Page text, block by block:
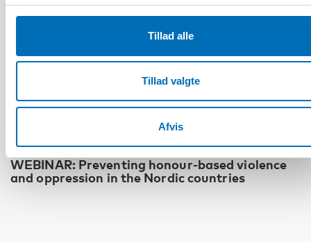
Tillad alle
Tillad valgte
Afvis
INTEGRATION
WEBINAR: Preventing honour-based violence
and oppression in the Nordic countries